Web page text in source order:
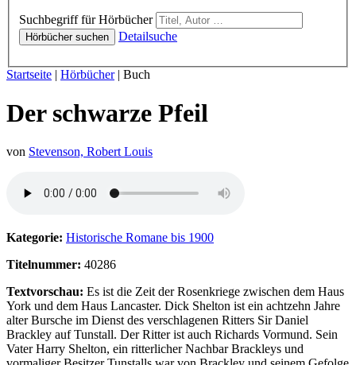
Suchbegriff für Hörbücher
Hörbücher suchen Detailsuche
Sie sind hier:
Startseite | Hörbücher| Buch
Der schwarze Pfeil
von Stevenson, Robert Louis
Kategorie: Historische Romane bis 1900
Titelnummer: 40286
Textvorschau: Es ist die Zeit der Rosenkriege zwischen dem Haus
York und dem Haus Lancaster. Dick Shelton ist ein achtzehn Jahre
alter Bursche im Dienst des verschlagenen Ritters Sir Daniel
Brackley auf Tunstall. Der Ritter ist auch Richards Vormund. Sein
Vater Harry Shelton, ein ritterlicher Nachbar Brackleys und